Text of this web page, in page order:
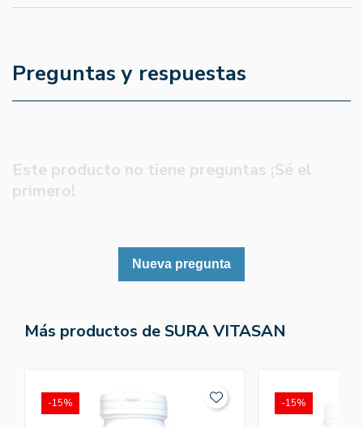
Preguntas y respuestas
Este producto no tiene preguntas ¡Sé el
primero!
Nueva pregunta
Más productos de SURA VITASAN
-15% -15%